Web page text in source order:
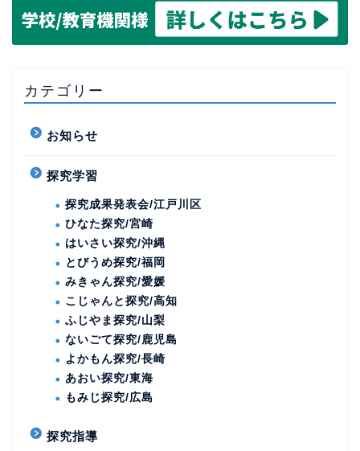
カテゴリー
お知らせ
探究学習
探究成果発表会/江戸川区
ひなた探究/宮崎
はいさい探究/沖縄
とびうめ探究/福岡
みきゃん探究/愛媛
こじゃんと探究/高知
ふじやま探究/山梨
ないごて探究/鹿児島
よかもん探究/長崎
あおい探究/東海
もみじ探究/広島
探究指導